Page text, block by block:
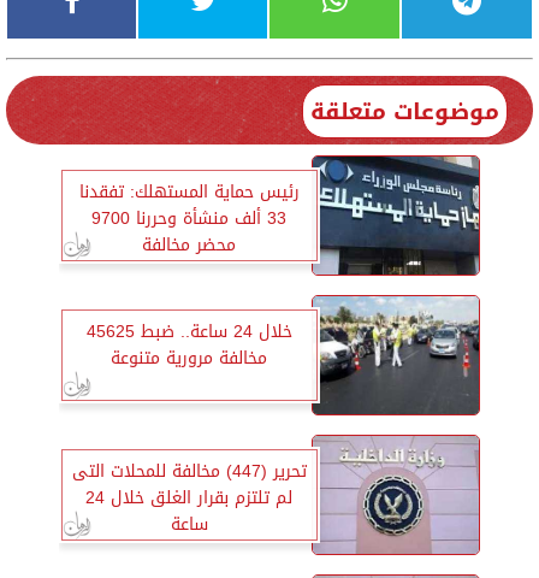
موضوعات متعلقة
رئيس حماية المستهلك: تفقدنا
33 ألف منشأة وحررنا 9700
محضر مخالفة
خلال 24 ساعة.. ضبط 45625
مخالفة مرورية متنوعة
تحرير (447) مخالفة للمحلات التى
لم تلتزم بقرار الغلق خلال 24
ساعة